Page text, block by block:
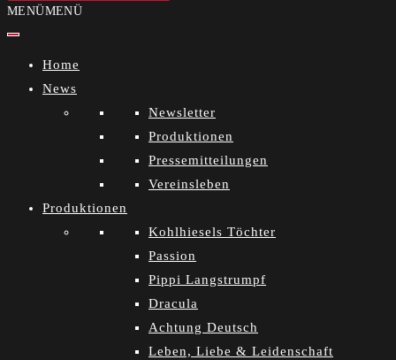
Website
durchsuchen
MENÜMENÜ
Home
News
Newsletter
Produktionen
Pressemitteilungen
Vereinsleben
Produktionen
Kohlhiesels Töchter
Passion
Pippi Langstrumpf
Dracula
Achtung Deutsch
Leben, Liebe & Leidenschaft